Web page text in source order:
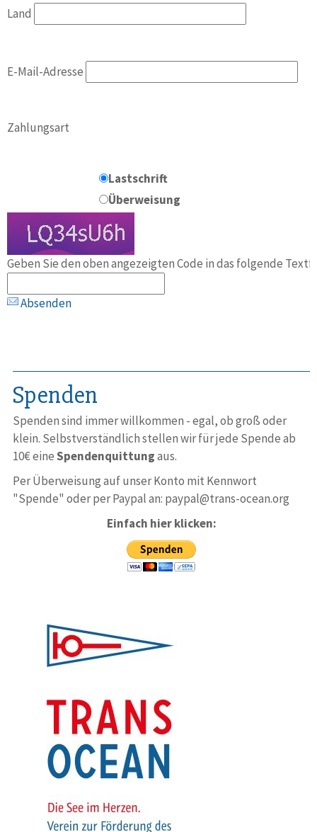
Land
E-Mail-Adresse
Zahlungsart
Lastschrift
Überweisung
Geben Sie den oben angezeigten Code in das folgende
Absenden
Spenden
Spenden sind immer will­kommen - egal, ob groß oder
klein. Selbst­ver­ständ­lich stellen wir für jede Spende ab
10€ eineSpenden­quittungaus.
Per Überweisung auf unser Konto mit Kennwort
"Spende" oder per Paypal an: paypal@trans-ocean.org
Einfach hier klicken: